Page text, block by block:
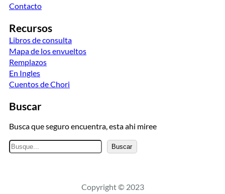
Contacto
Recursos
Libros de consulta
Mapa de los envueltos
Remplazos
En Ingles
Cuentos de Chori
Buscar
Busca que seguro encuentra, esta ahi miree
B
u
a
Buscar
Copyright © 2023